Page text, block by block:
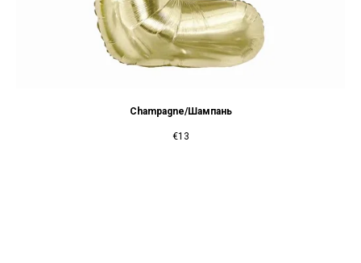
Champagne/Шампань
€13